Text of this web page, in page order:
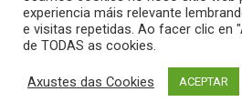
Rexistrarse
© 2020 Novas do Eixo
experiencia máis relevante
e visitas repetidas. Ao facer clic en
de TODAS as cookies.
Axustes das Cookies ACEPTAR